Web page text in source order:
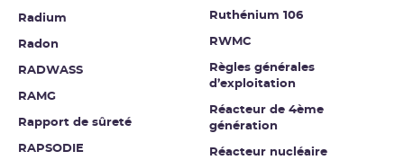
Radium
Radon
RADWASS
RAMG
Rapport de sûreté
RAPSODIE
Ruthénium 106
RWMC
Règles générales
d’exploitation
Réacteur de 4ème
génération
Réacteur nucléaire